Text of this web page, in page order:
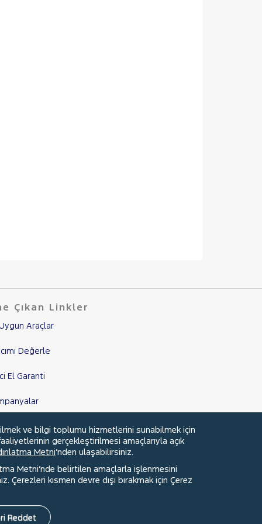
Çıkan Linkler
Araçlar
Değerle
El Garanti
Hesaplama & Başvuru
Faydalı Bağlantılar Çerez Tercihleri
ve bilgi toplumu hizmetlerini sunabilmek için
gerçekleştirilmesi amaçlarıyla açık
Metni’nden ulaşabilirsiniz.
Metni’nde belirtilen amaçlarla işlenmesini
kısmen devre dışı bırakmak için Çerez
Reddet